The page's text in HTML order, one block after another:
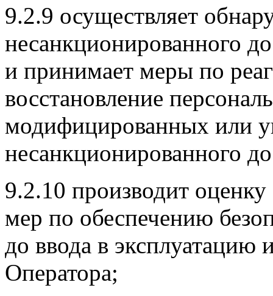
9.2.9 осуществляет
несанкционированного
и принимает меры по
восстановление
модифицированных или
несанкционированного
9.2.10 производит
мер по обеспечению
до ввода в
Оператора;